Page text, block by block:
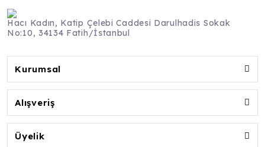
Hacı Kadın, Katip Çelebi Caddesi Darulhadis Sokak
No:10, 34134 Fatih/İstanbul
Kurumsal
Alışveriş
Üyelik